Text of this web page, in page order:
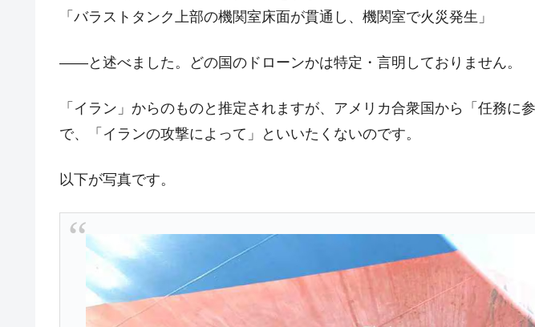
『Money1』
在韓米国大使スティールが着韓！⇒ さっそく空港に詰めかけ「出て行
『Money1』 韓国政府「2035年までに18.4GW規模のAIデータセンター整備」⇒ だか
『Money1』
『Money1』 韓国「橋が落ちました」⇒ 耐久性「なさすぎ」では。
『Money1』 韓国鉄鋼最大手『POSCO』ズブズブ沈む。営業利益80.2％も減少
『Money1』
米国下院「韓国の公務員個人をターゲットにぶん殴る法案」提出！⇒
する差別。許してはおかぬ
『Money1』 韓国ボンクラ政策室長･金容範、株価暴落に他人事のような発言。
『Money1』 韓国半導体『SKハイニックス』2026年2Qの業績「史上最高益」当期純
「バラストタンク上部の機関室床面が貫通し、機関室で火災発生」
――と述べました。どの国のドローンかは特定・言明しておりません。
「イラン」からのものと推定されますが、アメリカ合衆国から「任務に
で、「イランの攻撃によって」といいたくないのです。
以下が写真です。